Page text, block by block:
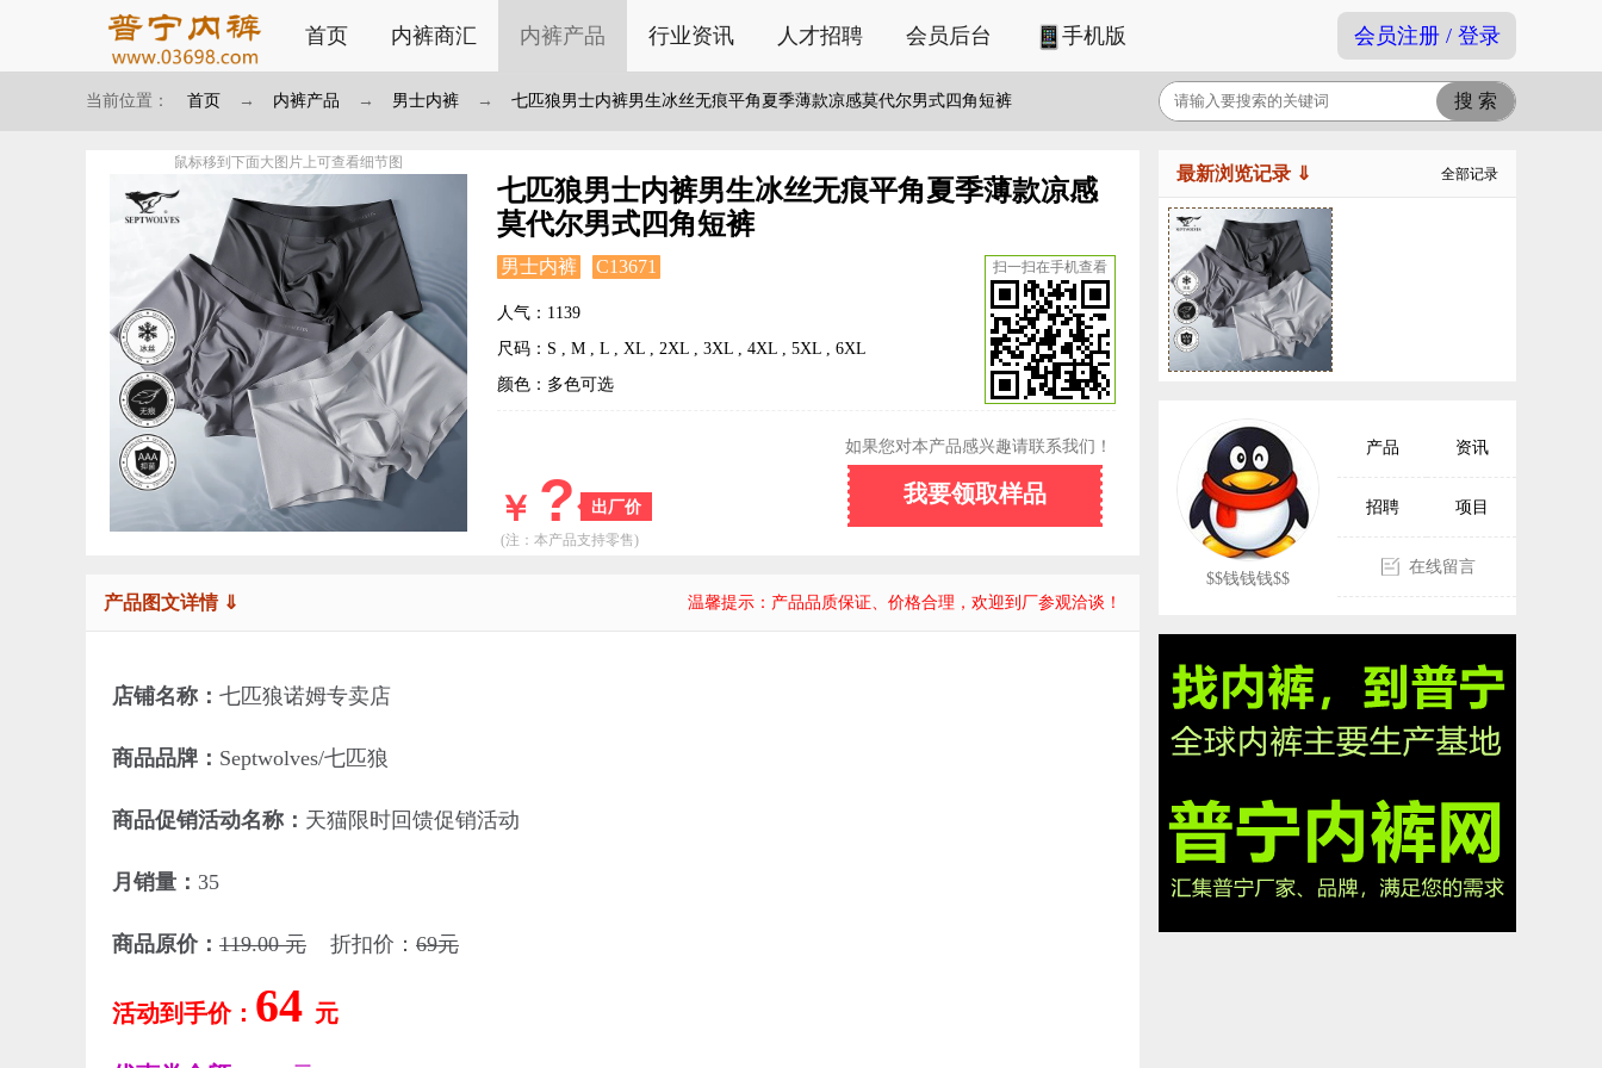
首页 内裤商汇 内裤产品 行业资讯 人才招聘 会员后台 手机版 会员注册 / 登录
当前位置： 首页 → 内裤产品 → 男士内裤 → 七匹狼男士内裤男生冰丝无痕平角夏季薄款凉感莫代尔男式四角短裤
鼠标移到下面大图片上可查看细节图
七匹狼男士内裤男生冰丝无痕平角夏季薄款凉感
莫代尔男式四角短裤
男士内裤 C13671
人气：1139
尺码：S , M , L , XL , 2XL , 3XL , 4XL , 5XL , 6XL
颜色：多色可选
出厂价
￥ ?
如果您对本产品感兴趣请联系我们！
我要领取样品
扫一扫在手机查看
(注：本产品支持零售)
产品图文详情 ⇓ 温馨提示：产品品质保证、价格合理，欢迎到厂参观洽谈！
店铺名称： 七匹狼诺姆专卖店
商品品牌： Septwolves/七匹狼
商品促销活动名称： 天猫限时回馈促销活动
月销量： 35
商品原价： 119.00 元 折扣价： 69元
活动到手价： 64 元
最新浏览记录 ⇓ 全部记录
$$钱钱钱$$
产品 资讯
招聘 项目
在线留言